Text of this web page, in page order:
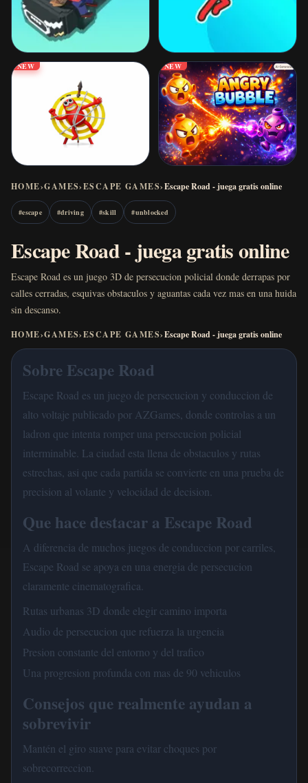
NEW NEW
HOME›GAMES›ESCAPE GAMES›Escape Road - juega gratis online
#escape #driving #skill #unblocked
Escape Road - juega gratis online
Escape Road es un juego 3D de persecucion policial donde derrapas por
calles cerradas, esquivas obstaculos y aguantas cada vez mas en una huida
sin descanso.
HOME›GAMES›ESCAPE GAMES›Escape Road - juega gratis online
Sobre Escape Road
Escape Road es un juego de persecucion y conduccion de
alto voltaje publicado por AZGames, donde controlas a un
ladron que intenta romper una persecucion policial
interminable. La ciudad esta llena de obstaculos y rutas
estrechas, asi que cada partida se convierte en una prueba de
precision al volante y velocidad de decision.
Que hace destacar a Escape Road
A diferencia de muchos juegos de conduccion por carriles,
Escape Road se apoya en una energia de persecucion
claramente cinematografica.
Rutas urbanas 3D donde elegir camino importa
Audio de persecucion que refuerza la urgencia
Presion constante del entorno y del trafico
Una progresion profunda con mas de 90 vehiculos
Consejos que realmente ayudan a
sobrevivir
Mantén el giro suave para evitar choques por
sobrecorreccion.